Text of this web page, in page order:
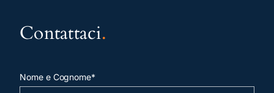
Contattaci.
Nome e Cognome*